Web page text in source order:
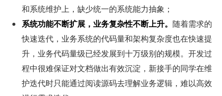
和系统维护上，缺少统一的系统能力抽象；
系统功能不断扩展，业务复杂性不断上升。 随着需求的
快速迭代，业务系统的代码量和架构复杂度也在快速提
升，业务代码量级已经发展到十万级别的规模。开发过
程中很难保证对文档做出有效沉淀，新接手的同学在维
护迭代时只能通过阅读源码去理解业务逻辑，难以高效